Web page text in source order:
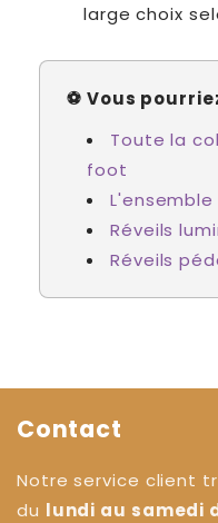
large choix
⚽ Vous
Toute la
foot
Réveils
Réveils
Contact
Notre service client
du lundi au samedi